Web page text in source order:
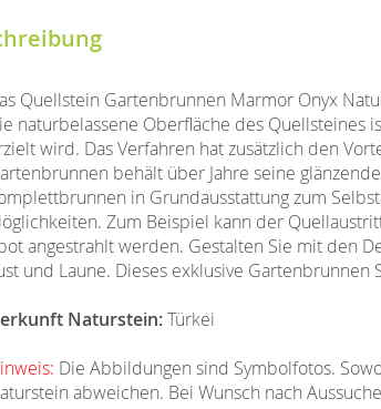
Quellstein Gartenbrunnen Marmor Onyx
naturbelassene Oberfläche des Quellsteines
wird. Das Verfahren hat zusätzlich den
behält über Jahre seine
in Grundausstattung zum
Zum Beispiel kann der
angestrahlt werden. Gestalten Sie mit den
und Laune. Dieses exklusive Gartenbrunnen
Naturstein:Türkei
Die Abbildungen sind Symbolfotos.
abweichen. Bei Wunsch nach